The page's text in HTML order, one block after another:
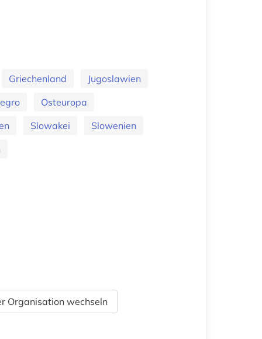
Griechenland
Jugoslawien
Osteuropa
Slowakei
Slowenien
Organisation wechseln